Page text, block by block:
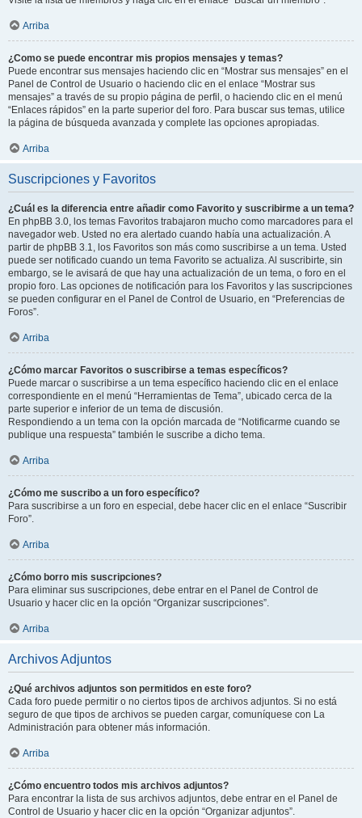
Arriba
¿Como se puede encontrar mis propios mensajes y temas?
Puede encontrar sus mensajes haciendo clic en “Mostrar sus mensajes” en el
Panel de Control de Usuario o haciendo clic en el enlace “Mostrar sus
mensajes” a través de su propio página de perfil, o haciendo clic en el menú
“Enlaces rápidos” en la parte superior del foro. Para buscar sus temas, utilice
la página de búsqueda avanzada y complete las opciones apropiadas.
Arriba
Suscripciones y Favoritos
¿Cuál es la diferencia entre añadir como Favorito y suscribirme a un tema?
En phpBB 3.0, los temas Favoritos trabajaron mucho como marcadores para el
navegador web. Usted no era alertado cuando había una actualización. A
partir de phpBB 3.1, los Favoritos son más como suscribirse a un tema. Usted
puede ser notificado cuando un tema Favorito se actualiza. Al suscribirte, sin
embargo, se le avisará de que hay una actualización de un tema, o foro en el
propio foro. Las opciones de notificación para los Favoritos y las suscripciones
se pueden configurar en el Panel de Control de Usuario, en “Preferencias de
Foros”.
Arriba
¿Cómo marcar Favoritos o suscribirse a temas específicos?
Puede marcar o suscribirse a un tema específico haciendo clic en el enlace
correspondiente en el menú “Herramientas de Tema”, ubicado cerca de la
parte superior e inferior de un tema de discusión.
Respondiendo a un tema con la opción marcada de “Notificarme cuando se
publique una respuesta” también le suscribe a dicho tema.
Arriba
¿Cómo me suscribo a un foro específico?
Para suscribirse a un foro en especial, debe hacer clic en el enlace “Suscribir
Foro”.
Arriba
¿Cómo borro mis suscripciones?
Para eliminar sus suscripciones, debe entrar en el Panel de Control de
Usuario y hacer clic en la opción “Organizar suscripciones”.
Arriba
Archivos Adjuntos
¿Qué archivos adjuntos son permitidos en este foro?
Cada foro puede permitir o no ciertos tipos de archivos adjuntos. Si no está
seguro de que tipos de archivos se pueden cargar, comuníquese con La
Administración para obtener más información.
Arriba
¿Cómo encuentro todos mis archivos adjuntos?
Para encontrar la lista de sus archivos adjuntos, debe entrar en el Panel de
Control de Usuario y hacer clic en la opción “Organizar adjuntos”.